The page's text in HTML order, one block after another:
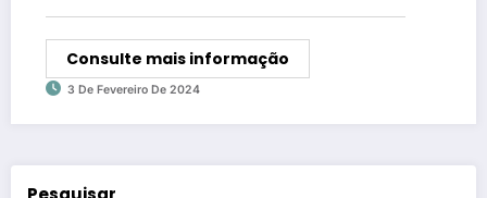
Consulte mais informação
3 De Fevereiro De 2024